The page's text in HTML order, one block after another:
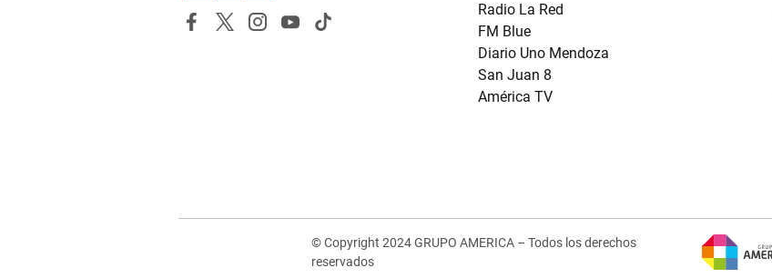
Radio La Red
FM Blue
Diario Uno Mendoza
San Juan 8
América TV
© Copyright 2024 GRUPO AMERICA – Todos los derechos
reservados